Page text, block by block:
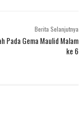
Berita Selanjutnya
Pada Gema Maulid Malam
ke 6